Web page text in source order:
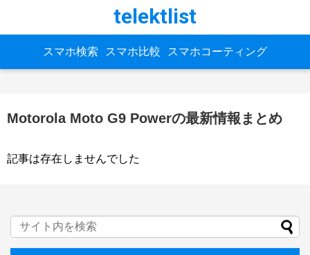
telektlist
スマホ検索 スマホ比較 スマホコーティング
Motorola Moto G9 Powerの最新情報まとめ
記事は存在しませんでした